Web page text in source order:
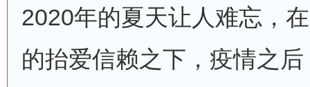
2020年的夏天让人难忘，
的抬爱信赖之下，疫情之